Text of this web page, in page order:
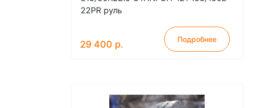
22PR руль
29 400 р. Подробнее